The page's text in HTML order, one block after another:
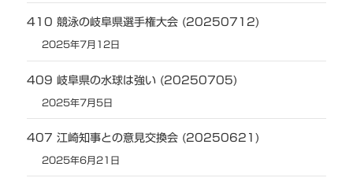
410 競泳の岐阜県選手権大会 (20250712)
2025年7月12日
409 岐阜県の水球は強い (20250705)
2025年7月5日
407 江崎知事との意見交換会 (20250621)
2025年6月21日